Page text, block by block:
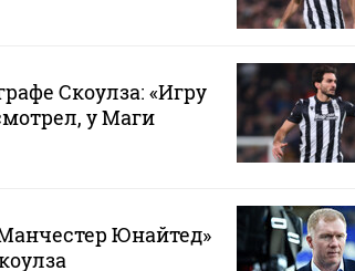
Скоулза: «Игру
у Маги
Юнайтед»